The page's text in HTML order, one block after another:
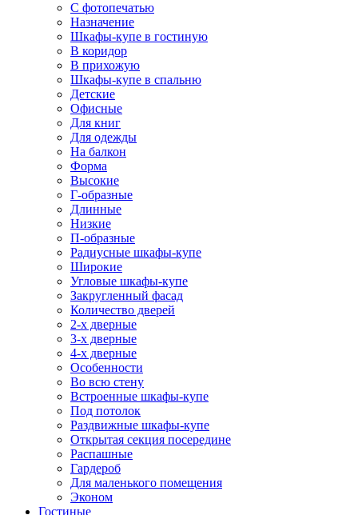
С фотопечатью
Назначение
Шкафы-купе в гостиную
В коридор
В прихожую
Шкафы-купе в спальню
Детские
Офисные
Для книг
Для одежды
На балкон
Форма
Высокие
Г-образные
Длинные
Низкие
П-образные
Радиусные шкафы-купе
Широкие
Угловые шкафы-купе
Закругленный фасад
Количество дверей
2-х дверные
3-х дверные
4-х дверные
Особенности
Во всю стену
Встроенные шкафы-купе
Под потолок
Раздвижные шкафы-купе
Открытая секция посередине
Распашные
Гардероб
Для маленького помещения
Эконом
Гостиные